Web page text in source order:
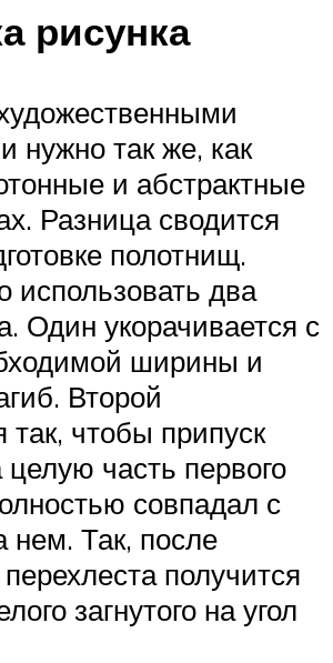
рисунка
нужно так же, как
и абстрактные
Разница сводится
полотнищ.
использовать два
Один укорачивается с
ширины и
Второй
так, чтобы припуск
целую часть первого
совпадал с
нем. Так, после
получится
загнутого на угол